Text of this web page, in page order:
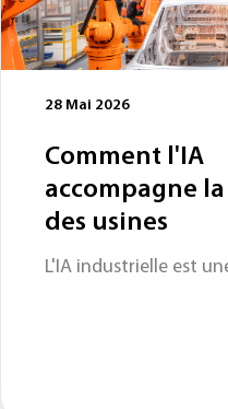
28 Mai 2026
Comment l'IA
accompagne
des usines
L'IA industrielle est